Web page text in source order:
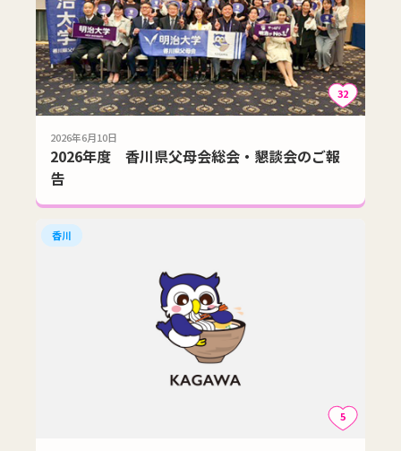
32
2026年6月10日
2026年度 香川県父母会総会・懇談会のご報
告
香川
5